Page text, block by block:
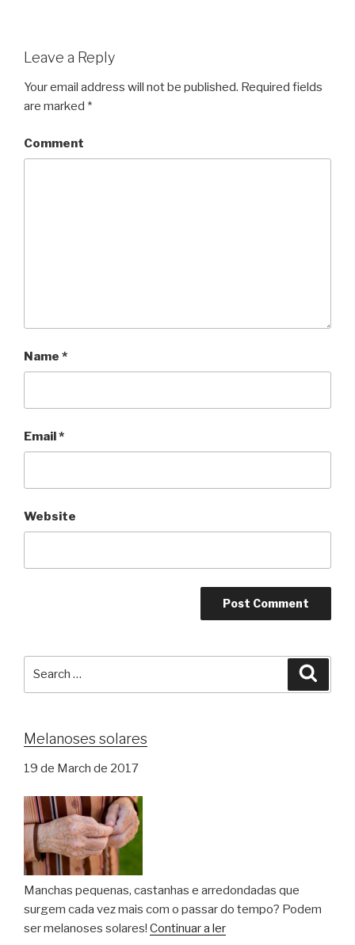
Leave a Reply
Your email address will not be published. Required fields
are marked *
Comment
Name *
Email*
Website
Melanoses solares
19 de March de 2017
Manchas pequenas, castanhas e arredondadas que
surgem cada vez mais com o passar do tempo? Podem
ser melanoses solares! Continuar a ler